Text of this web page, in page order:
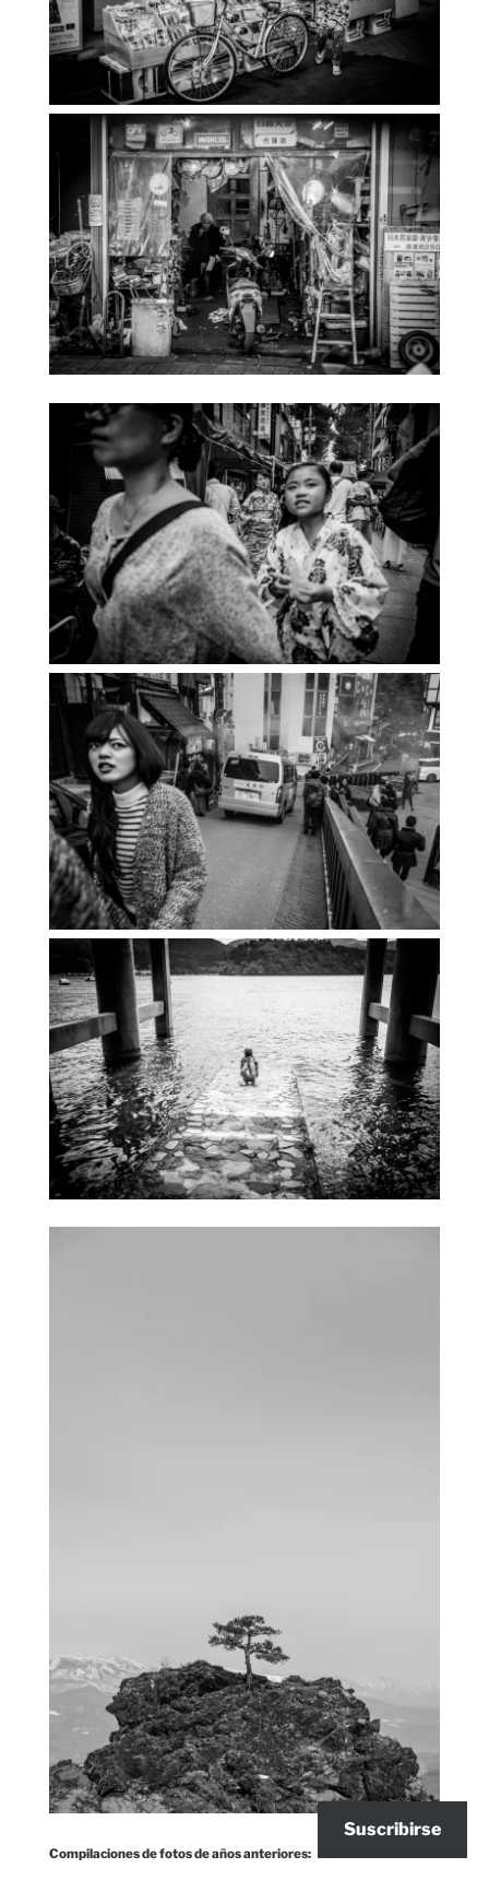
Compilaciones de fotos de años anteriores:
Suscribirse